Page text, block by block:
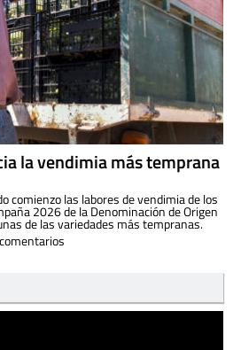
la vendimia más temprana
comienzo las labores de vendimia de los
2026 de la Denominación de Origen
de las variedades más tempranas.